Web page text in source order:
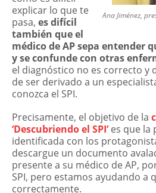
Ana Jiménez,
explicar lo que te
pasa, es difícil
también que el
médico de AP sepa entender
y se confunde con otras
el diagnóstico no es correcto y
de ser derivado a un
conozca el SPI.
Precisamente, el objetivo de la
‘Descubriendo el SPI’es que la
identificada con los
descargue un documento
presente a su médico de AP,
SPI, pero estamos ayudando a
correctamente.